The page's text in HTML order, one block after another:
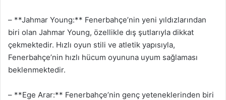
– **Jahmar Young:** Fenerbahçe’nin yeni yıldızlarından
biri olan Jahmar Young, özellikle dış şutlarıyla dikkat
çekmektedir. Hızlı oyun stili ve atletik yapısıyla,
Fenerbahçe’nin hızlı hücum oyununa uyum sağlaması
beklenmektedir.
– **Ege Arar:** Fenerbahçe’nin genç yeteneklerinden biri